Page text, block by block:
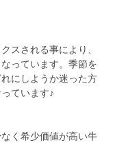
スされる事により、
っています。季節を
にしようか迷った方
ています♪
く希少価値が高い牛